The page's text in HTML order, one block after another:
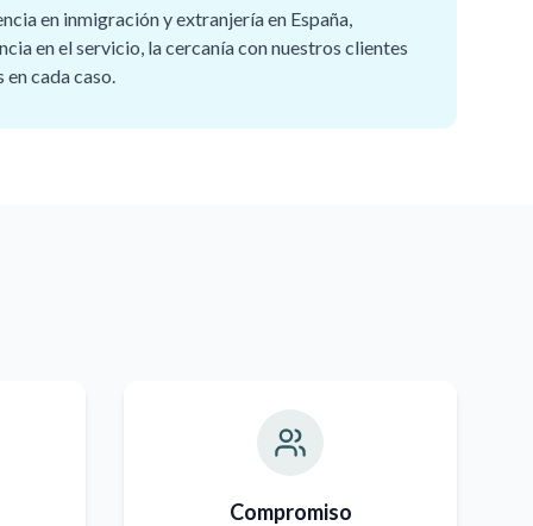
en inmigración y extranjería en España,
en el servicio, la cercanía con nuestros clientes
cada caso.
Compromiso